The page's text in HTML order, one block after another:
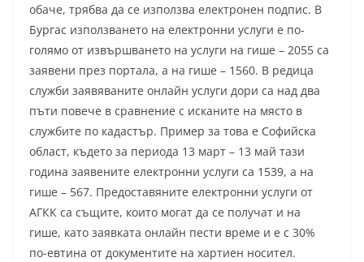
обаче, трябва да се използва електронен подпис. В
Бургас използването на електронни услуги е по-
голямо от извършването на услуги на гише – 2055 са
заявени през портала, а на гише – 1560. В редица
служби заявяваните онлайн услуги дори са над два
пъти повече в сравнение с исканите на място в
службите по кадастър. Пример за това е Софийска
област, където за периода 13 март – 13 май тази
година заявените електронни услуги са 1539, а на
гише – 567. Предоставяните електронни услуги от
АГКК са същите, които могат да се получат и на
гише, като заявката онлайн пести време и е с 30%
по-евтина от документите на хартиен носител.